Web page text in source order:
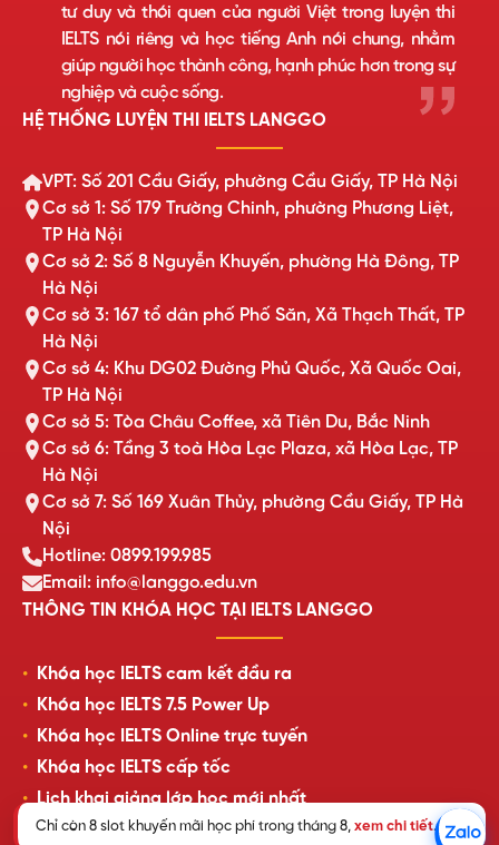
Chỉ còn 8 slot khuyến mãi học phí trong tháng 8, xem chi tiết.
tư duy và thói quen của người Việt trong luyện thi
IELTS nói riêng và học tiếng Anh nói chung, nhằm
giúp người học thành công, hạnh phúc hơn trong sự
nghiệp và cuộc sống.
HỆ THỐNG LUYỆN THI IELTS LANGGO
VPT: Số 201 Cầu Giấy, phường Cầu Giấy, TP Hà Nội
Cơ sở 1: Số 179 Trường Chinh, phường Phương Liệt,
TP Hà Nội
Cơ sở 2: Số 8 Nguyễn Khuyến, phường Hà Đông, TP
Hà Nội
Cơ sở 3: 167 tổ dân phố Phố Săn, Xã Thạch Thất, TP
Hà Nội
Cơ sở 4: Khu DG02 Đường Phủ Quốc, Xã Quốc Oai,
TP Hà Nội
Cơ sở 5: Tòa Châu Coffee, xã Tiên Du, Bắc Ninh
Cơ sở 6: Tầng 3 toà Hòa Lạc Plaza, xã Hòa Lạc, TP
Hà Nội
Cơ sở 7: Số 169 Xuân Thủy, phường Cầu Giấy, TP Hà
Nội
Hotline: 0899.199.985
Email: info@langgo.edu.vn
THÔNG TIN KHÓA HỌC TẠI IELTS LANGGO
Khóa học IELTS cam kết đầu ra
Khóa học IELTS 7.5 Power Up
Khóa học IELTS Online trực tuyến
Khóa học IELTS cấp tốc
Lịch khai giảng lớp học mới nhất
Review của học viên LangGo